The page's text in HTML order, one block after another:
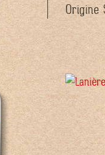
Origine